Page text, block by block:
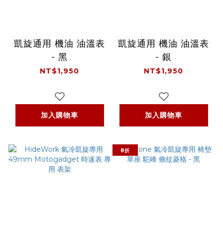
凱旋通用 機油 油溫表
- 黑
NT$1,950
加入購物車
凱旋通用 機油 油溫表
- 銀
NT$1,950
加入購物車
8折